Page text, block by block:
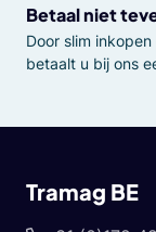
Betaal niet
Door slim
betaalt u bij ons
Tramag BE